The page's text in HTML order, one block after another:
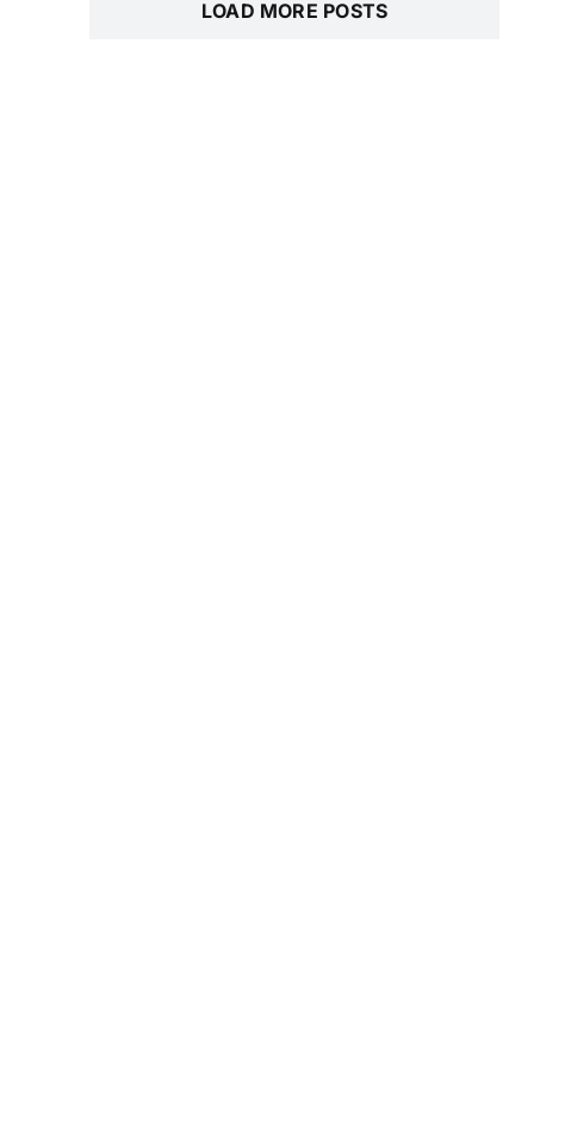
LOAD MORE POSTS